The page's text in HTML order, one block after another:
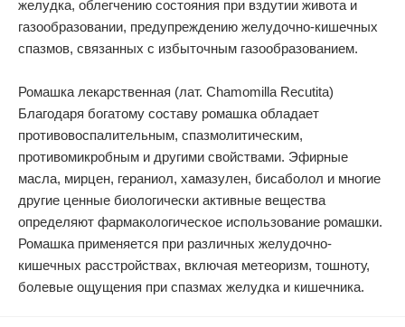
желудка, облегчению состояния при вздутии живота и
газообразовании, предупреждению желудочно-кишечных
спазмов, связанных с избыточным газообразованием.
Ромашка лекарственная (лат. Chamomilla Recutita)
Благодаря богатому составу ромашка обладает
противовоспалительным, спазмолитическим,
противомикробным и другими свойствами. Эфирные
масла, мирцен, гераниол, хамазулен, бисаболол и многие
другие ценные биологически активные вещества
определяют фармакологическое использование ромашки.
Ромашка применяется при различных желудочно-
кишечных расстройствах, включая метеоризм, тошноту,
болевые ощущения при спазмах желудка и кишечника.